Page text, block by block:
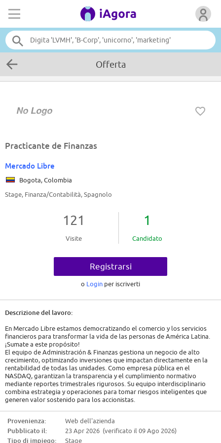
Offerta
Practicante de Finanzas
Mercado Libre
Bogota, Colombia
Stage, Finanza/Contabilità, Spagnolo
121
Visite
1
Candidato
Registrarsi
o Login per iscriverti
Descrizione del lavoro:
En Mercado Libre estamos democratizando el comercio y los servicios
financieros para transformar la vida de las personas de América Latina.
¡Sumate a este propósito!
El equipo de Administración & Finanzas gestiona un negocio de alto
crecimiento, optimizando inversiones que impactan directamente en la
rentabilidad de todas las unidades. Como empresa pública en el
NASDAQ, garantizan la transparencia y el cumplimiento normativo
mediante reportes trimestrales rigurosos. Su equipo interdisciplinario
combina estrategia y operaciones para tomar riesgos inteligentes que
generen valor sostenido para los accionistas.
* Vibran energía emprendedora: se mueven por la curiosidad, nunca se
rinden y se enfocan en superar sus propios límites.
* Dan el máximo porque les gusta trabajar con compromiso y dedicación.
Provenienza:
Web dell'azienda
Pubblicato il:
23 Apr 2026 (verificato il 09 Ago 2026)
Tipo di impiego:
Stage